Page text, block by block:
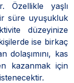
Özellikle yaşlı
süre uyuşukluk
düzeyinize
ise birkaç
dolaşımını, kas
kazanmak için